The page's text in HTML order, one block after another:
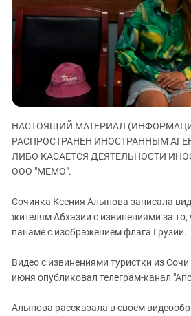
ЗАСТАВЛЯЕТ
КАВКАЗ ЗА
Дагестан
Кабардино-Балкария
Калмыкия
Карачаево-Черкесия
Краснодарский край
Нагорный Карабах
Российская Федерация
Северная Осетия - Алания
Чечня
Южный Кавказ
НАСТОЯЩИЙ МАТЕРИАЛ
РАСПРОСТРАНЕН ИНОСТРАННЫМ
ЛИБО КАСАЕТСЯ ДЕЯТЕЛЬНОСТИ
ООО "МЕМО".
Сочинка Ксения Алыпова записала
жителям Абхазии с извинениями за то,
панаме с изображением флага Грузии.
Видео с извинениями туристки из
июня опубликовал телеграм-канал
Алыпова рассказала в своем